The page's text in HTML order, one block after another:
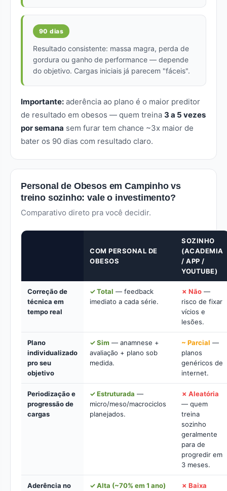
90 dias
Resultado consistente: massa magra, perda de
gordura ou ganho de performance — depende
do objetivo. Cargas iniciais já parecem "fáceis".
Importante: aderência ao plano é o maior preditor
de resultado em obesos — quem treina 3 a 5 vezes
por semana sem furar tem chance ~3x maior de
bater os 90 dias com resultado claro.
Personal de Obesos em Campinho vs
treino sozinho: vale o investimento?
Comparativo direto pra você decidir.
COM PERSONAL DE
OBESOS
SOZINHO
(ACADEMIA
/ APP /
YOUTUBE)
Correção de
técnica em
tempo real
✓ Total — feedback
imediato a cada série.
✗ Não —
risco de fixar
vícios e
lesões.
Plano
individualizado
pro seu
objetivo
✓ Sim — anamnese +
avaliação + plano sob
medida.
~ Parcial —
planos
genéricos de
internet.
Periodização e
progressão de
cargas
✓ Estruturada —
micro/meso/macrociclos
planejados.
✗ Aleatória
— quem
treina
sozinho
geralmente
para de
progredir em
3 meses.
Aderência no
✓ Alta (~70% em 1 ano)
✗ Baixa